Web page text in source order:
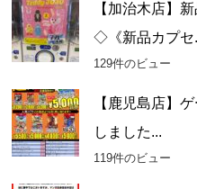
【加治木店】
◇《新品カプセ
129件のビュー
【鹿児島店】
しました...
119件のビュー